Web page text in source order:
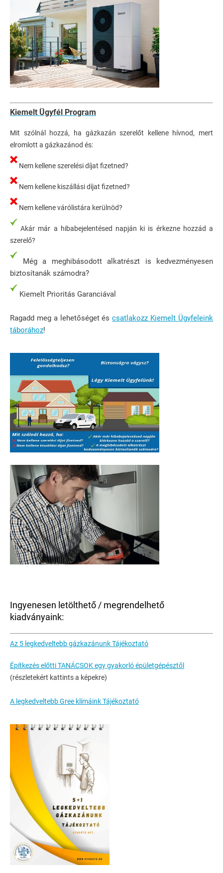
Kiemelt Ügyfél Program
Mit szólnál hozzá, ha gázkazán szerelőt kellene hívnod, mert
elromlott a gázkazánod és:
Nem kellene szerelési díjat fizetned?
Nem kellene kiszállási díjat fizetned?
Nem kellene várólistára kerülnöd?
Akár már a hibabejelentésed napján ki is érkezne hozzád a
szerelő?
Még a meghibásodott alkatrészt is kedvezményesen
biztosítanák számodra?
Kiemelt Prioritás Garanciával
Ragadd meg a lehetőséget éscsatlakozz Kiemelt Ügyfeleink
táborához!
Ingyenesen letölthető / megrendelhető
kiadványaink:
Az 5 legkedveltebb gázkazánunk Tájékoztató
Építkezés előtti TANÁCSOK egy gyakorló épületgépésztől
(részletekért kattints a képekre)
A legkedveltebb Gree klímáink Tájékoztató